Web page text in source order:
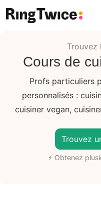
Ring Twice
Trouvez
Cours de
Profs particuliers
personnalisés :
cuisiner vegan,
Trouvez
⚡ Obtenez